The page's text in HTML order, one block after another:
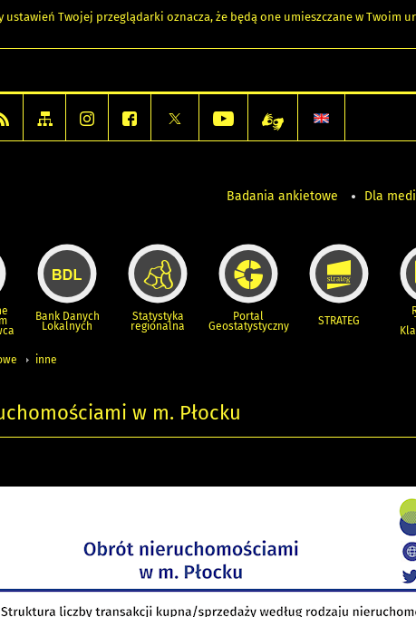
Twojej przeglądarki oznacza, że będą one umieszczane w Twoim
Badania ankietowe Dla
Bank Danych
Lokalnych
Statystyka
regionalna
Portal
Geostatystyczny STRATEG
inne
w m. Płocku